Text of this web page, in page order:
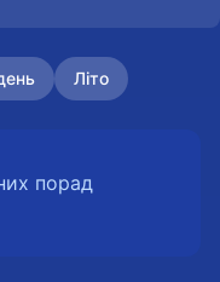
Літо
порад